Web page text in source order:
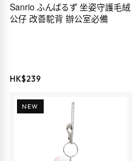
Sanrio ふんばるず 坐姿守護毛絨
公仔 改善駝背 辦公室必備
HK$239
NEW